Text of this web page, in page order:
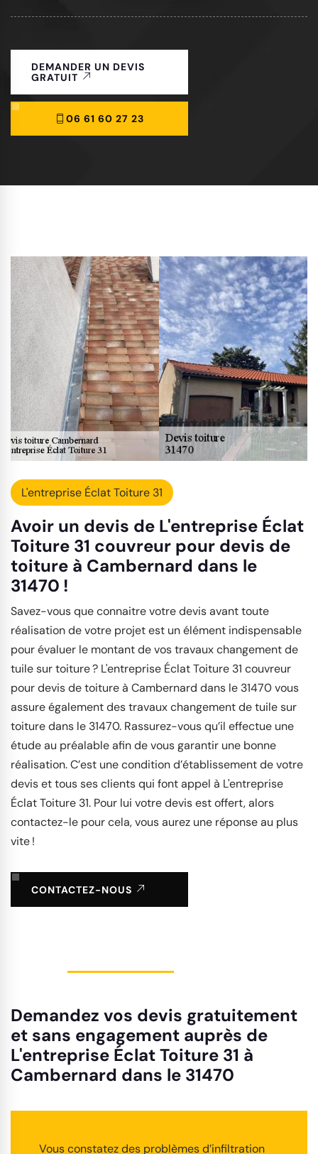
DEMANDER UN DEVIS
GRATUIT
06 61 60 27 23
L'entreprise Éclat Toiture 31
Avoir un devis de L'entreprise Éclat
Toiture 31 couvreur pour devis de
toiture à Cambernard dans le
31470 !
Savez-vous que connaitre votre devis avant toute
réalisation de votre projet est un élément indispensable
pour évaluer le montant de vos travaux changement de
tuile sur toiture ? L'entreprise Éclat Toiture 31 couvreur
pour devis de toiture à Cambernard dans le 31470 vous
assure également des travaux changement de tuile sur
toiture dans le 31470. Rassurez-vous qu’il effectue une
étude au préalable afin de vous garantir une bonne
réalisation. C’est une condition d’établissement de votre
devis et tous ses clients qui font appel à L'entreprise
Éclat Toiture 31. Pour lui votre devis est offert, alors
contactez-le pour cela, vous aurez une réponse au plus
vite !
CONTACTEZ-NOUS
Demandez vos devis gratuitement
et sans engagement auprès de
L'entreprise Éclat Toiture 31 à
Cambernard dans le 31470
Vous constatez des problèmes d’infiltration